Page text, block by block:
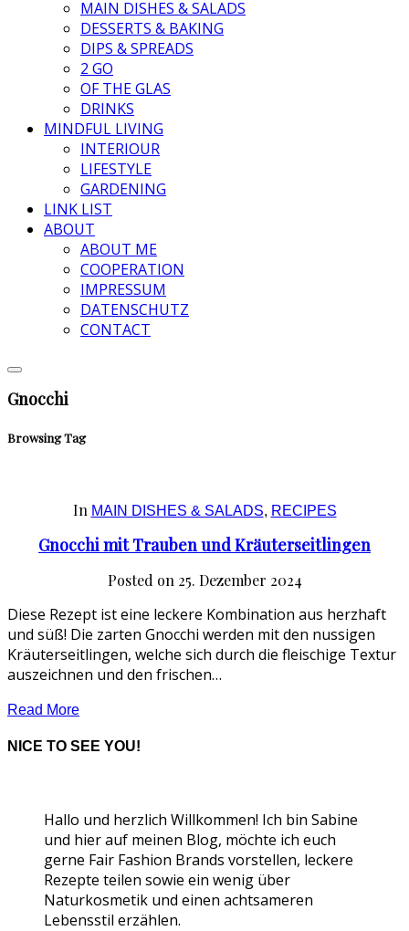
MAIN DISHES & SALADS
DESSERTS & BAKING
DIPS & SPREADS
2 GO
OF THE GLAS
DRINKS
MINDFUL LIVING
INTERIOUR
LIFESTYLE
GARDENING
LINK LIST
ABOUT
ABOUT ME
COOPERATION
IMPRESSUM
DATENSCHUTZ
CONTACT
Gnocchi
Browsing Tag
In MAIN DISHES & SALADS, RECIPES
Gnocchi mit Trauben und Kräuterseitlingen
Posted on 25. Dezember 2024
Diese Rezept ist eine leckere Kombination aus herzhaft
und süß! Die zarten Gnocchi werden mit den nussigen
Kräuterseitlingen, welche sich durch die fleischige Textur
auszeichnen und den frischen…
Read More
NICE TO SEE YOU!
Hallo und herzlich Willkommen! Ich bin Sabine
und hier auf meinen Blog, möchte ich euch
gerne Fair Fashion Brands vorstellen, leckere
Rezepte teilen sowie ein wenig über
Naturkosmetik und einen achtsameren
Lebensstil erzählen.